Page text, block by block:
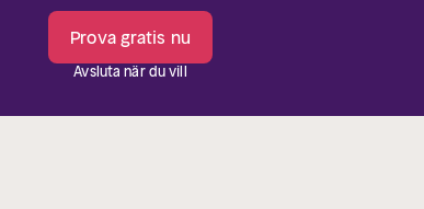
Prova gratis nu
Avsluta när du vill